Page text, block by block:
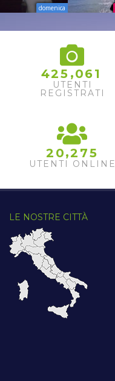
domenica
425 ,061
UTENTI
REGISTRATI
2 0,2 75
UTENTI ONLINE
LE NOSTRE CITTÀ